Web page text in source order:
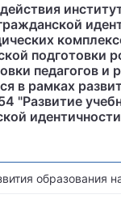
подготовки
педагогов и
в рамках
"Развитие
образования